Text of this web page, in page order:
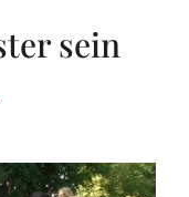
sein